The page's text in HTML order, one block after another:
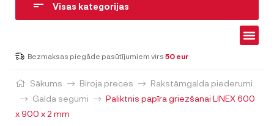
Visas kategorijas
Bezmaksas piegāde pasūtījumiem virs 50 eur
Sākums Biroja preces
Rakstāmgalda piederumi
Galda segumi
Paliktnis papīra griezšanai LINEX 600
x 900 x 2 mm